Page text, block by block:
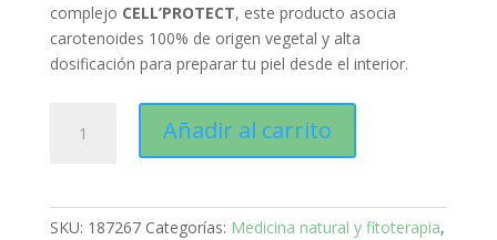
complejo CELL’PROTECT, este producto asocia
carotenoides 100% de origen vegetal y alta
dosificación para preparar tu piel desde el interior.
Forsolar
Añadir al carrito
SKU: 187267 Categorías: Medicina natural y fitoterapia,